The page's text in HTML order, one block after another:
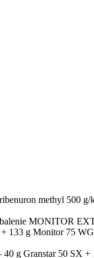
methyl 500
MONITOR
133 g Monitor 75
40 g Granstar 50 SX